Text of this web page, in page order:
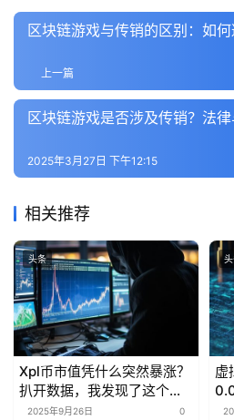
区块链游戏与传销的区别：如何
上一篇
区块链游戏是否涉及传销？法
2025年3月27日 下午12:15
相关推荐
头条
Xpl币市值凭什么突然暴涨？
扒开数据，我发现了这个行
业秘密
2025年9月26日 0
虚